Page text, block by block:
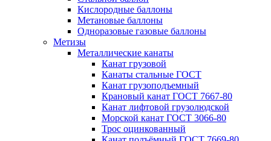
Кислородные баллоны
Метановые баллоны
Одноразовые газовые баллоны
Метизы
Металлические канаты
Канат грузовой
Канаты стальные ГОСТ
Канат грузоподъемный
Крановый канат ГОСТ 7667-80
Канат лифтовой грузолюдской
Морской канат ГОСТ 3066-80
Трос оцинкованный